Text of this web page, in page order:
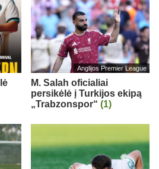
Anglijos Premier League
M. Salah oficialiai
persikėlė į Turkijos ekipą
„Trabzonspor“ (1)